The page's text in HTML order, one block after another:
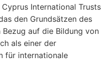
International Trusts
den Grundsätzen des
auf die Bildung von
als einer der
für internationale